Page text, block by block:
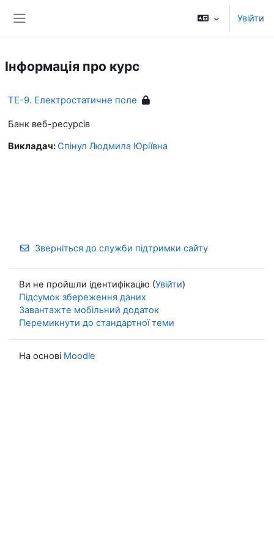
Увійти
Інформація про курс
ТЕ-9. Електростатичне поле
Банк веб-ресурсів
Викладач:Спінул Людмила Юріївна
Зверніться до служби підтримки сайту
Ви не пройшли ідентифікацію (Увійти)
Підсумок збереження даних
Завантажте мобільний додаток
Перемикнути до стандартної теми
На основі Moodle